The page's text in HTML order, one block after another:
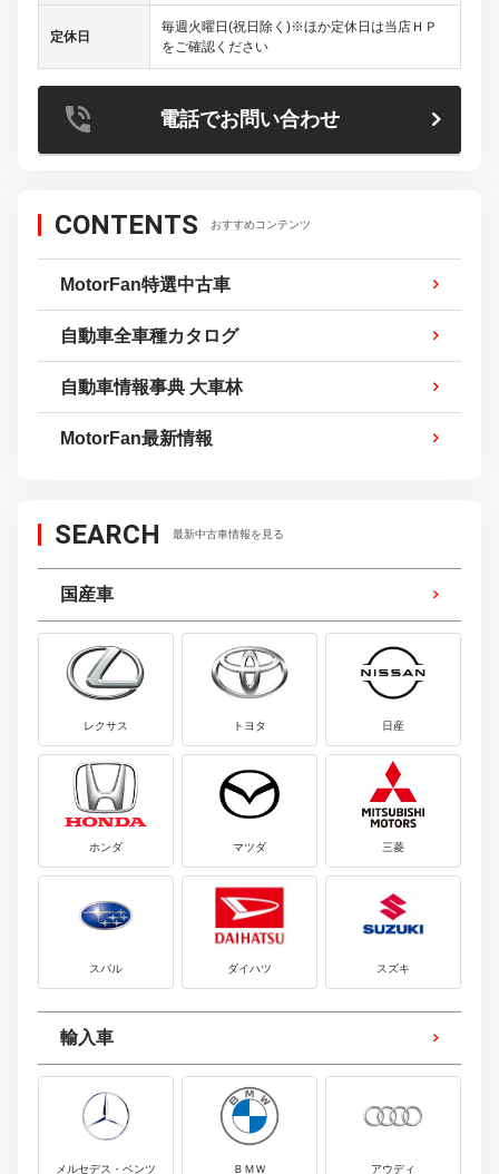
定休日
毎週火曜日(祝日除く)※ほか定休日は当店ＨＰ
をご確認ください
電話でお問い合わせ
CONTENTS おすすめコンテンツ
MotorFan特選中古車
自動車全車種カタログ
自動車情報事典 大車林
MotorFan最新情報
SEARCH 最新中古車情報を見る
国産車
レクサス トヨタ 日産
ホンダ マツダ 三菱
スバル ダイハツ スズキ
輸入車
メルセデス・ベンツ ＢＭＷ アウディ